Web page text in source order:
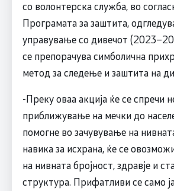
со волонтерска служба, во
Програмата за заштита,
управување со дивечот
се препорачува симболична
метод за следење и заштита на
-Преку оваа акција ќе се спречи
приближување на мечки до
помогне во зачувување на
навика за исхрана, ќе се
на нивната бројност, здравје и
структура. Прифатливи се само